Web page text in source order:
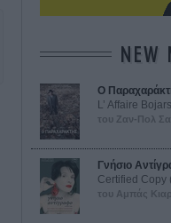
NEW
Ο
L’ Affaire
του Ζαν-Πολ
Γνήσιο
Certified Copy
του Αμπάς